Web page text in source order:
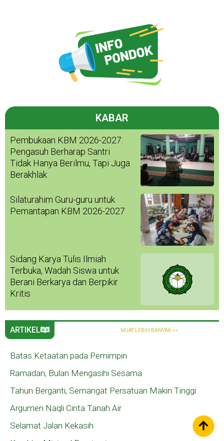
KABAR
Pembukaan KBM 2026-2027:
Pengasuh Berharap Santri
Tidak Hanya Berilmu, Tapi Juga
Berakhlak
Silaturahim Guru-guru untuk
Pemantapan KBM 2026-2027
Sidang Karya Tulis Ilmiah
Terbuka, Wadah Siswa untuk
Berani Berkarya dan Berpikir
Kritis
ARTIKEL MUAT LEBIH BANYAK >>
Batas Ketaatan pada Pemimpin
Ramadan, Bulan Mengasihi Sesama
Tahun Berganti, Semangat Persatuan Makin Tinggi
Argumen Naqli Cinta Tanah Air
Selamat Jalan Kekasih